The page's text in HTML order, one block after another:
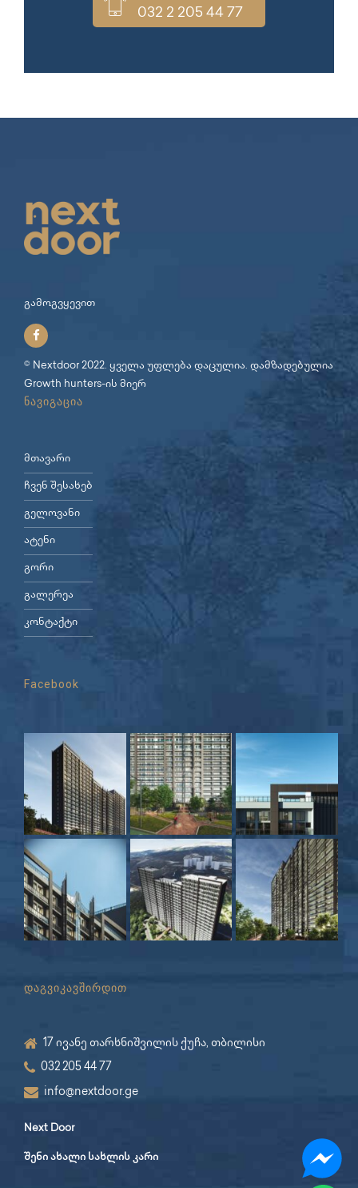
032 2 205 44 77
გამოგვყევით
© Nextdoor 2022. ყველა უფლება დაცულია. დამზადებულია
Growth hunters-ის მიერ
ნავიგაცია
მთავარი
ჩვენ შესახებ
გელოვანი
ატენი
გორი
გალერეა
კონტაქტი
Facebook
დაგვიკავშირდით
17 ივანე თარხნიშვილის ქუჩა, თბილისი
032 205 44 77
info@nextdoor.ge
Next Door
შენი ახალი სახლის კარი